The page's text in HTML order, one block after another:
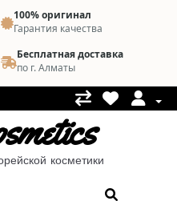
100% оригинал
Гарантия качества
Бесплатная доставка
по г. Алматы
косметики